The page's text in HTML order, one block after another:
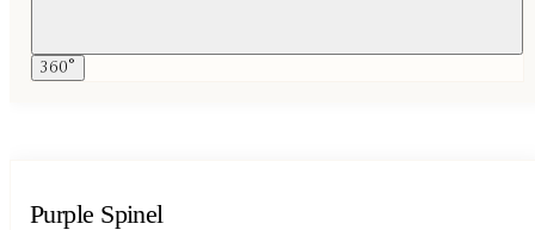
360°
Purple Spinel